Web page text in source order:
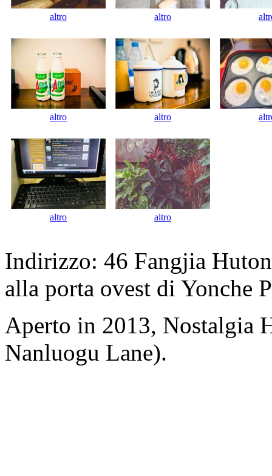
altro altro
altro altro
altro altro
Indirizzo: 46 Fangjia
alla porta ovest di Yonche
Aperto in 2013, Nostalgia
Nanluogu Lane).